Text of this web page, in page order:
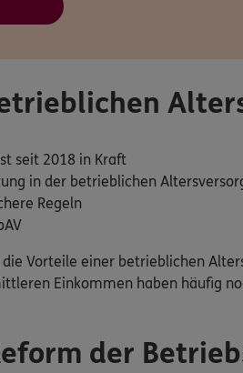
seit 2018 in Kraft
in der betrieblichen
Regeln
die Vorteile einer betrieblichen
Einkommen haben häufig
der